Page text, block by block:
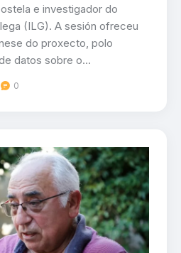
e investigador do
(ILG). A sesión ofreceu
do proxecto, polo
datos sobre o…
0